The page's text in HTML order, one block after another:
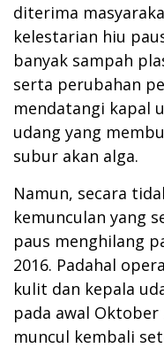
diterima
kelestarian hiu
banyak sampah
serta perubahan
mendatangi kapal
udang yang
subur akan alga.
Namun, secara
kemunculan yang
paus menghilang
2016. Padahal
kulit dan kepala
pada awal Oktober
muncul kembali